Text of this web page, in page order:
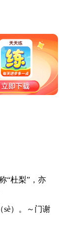
“杜梨”，亦
sè）。～门谢